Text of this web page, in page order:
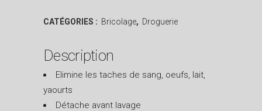
CATÉGORIES : Bricolage, Droguerie
Description
Elimine les taches de sang, oeufs, lait,
yaourts
Détache avant lavage